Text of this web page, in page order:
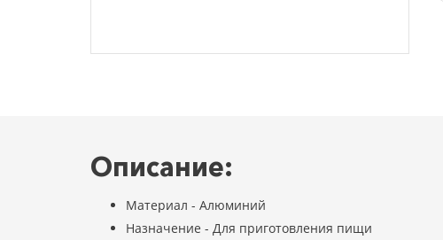
Описание:
Материал - Алюминий
Назначение - Для приготовления пищи